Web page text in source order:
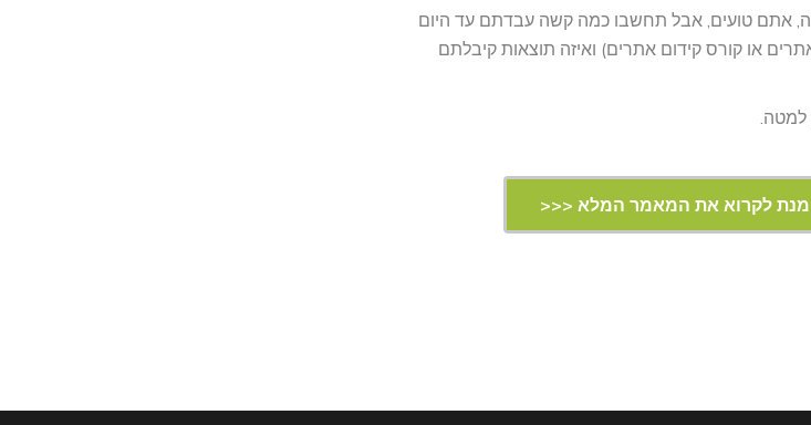
אתם טועים, אבל תחשבו כמה קשה עבדתם עד היום
או קורס קידום אתרים) ואיזה תוצאות קיבלתם
למטה.
מנת לקרוא את המאמר המלא <<<